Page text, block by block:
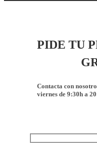
PIDE TU
Contacta con
viernes de 9:30h a